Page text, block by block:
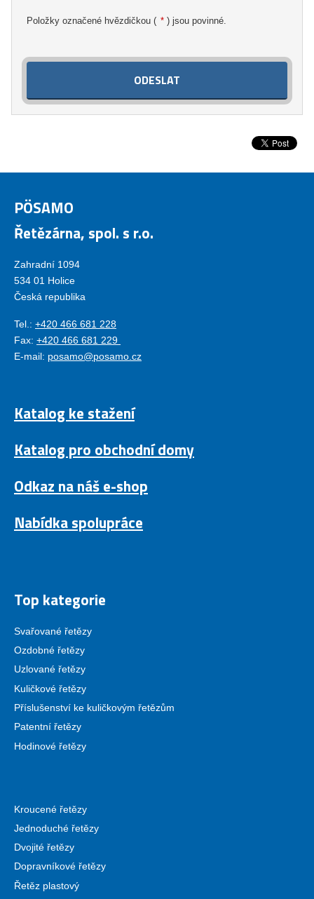
Položky označené hvězdičkou ( *) jsou povinné.
ODESLAT
Formulář
PÖSAMO
Řetězárna, spol. s r.o.
Zahradní 1094
534 01 Holice
Česká republika
Tel.: +420 466 681 228
Fax: +420 466 681 229
E-mail: posamo@posamo.cz
Katalog ke stažení
Katalog pro obchodní domy
Odkaz na náš e-shop
Nabídka spolupráce
Top kategorie
Svařované řetězy
Ozdobné řetězy
Uzlované řetězy
Kuličkové řetězy
Příslušenství ke kuličkovým řetězům
Patentní řetězy
Hodinové řetězy
Kroucené řetězy
Jednoduché řetězy
Dvojité řetězy
Dopravníkové řetězy
Řetěz plastový